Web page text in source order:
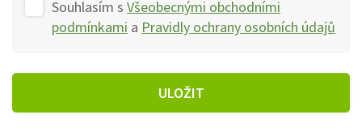
Souhlasím s Všeobecnými obchodními
podmínkami a Pravidly ochrany osobních údajů
ULOŽIT